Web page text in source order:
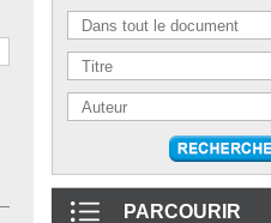
PARCOURIR